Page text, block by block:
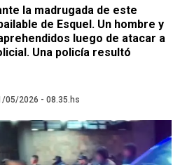
la madrugada de este
de Esquel. Un hombre y
luego de atacar a
Una policía resultó
05/2026 - 08.35.hs